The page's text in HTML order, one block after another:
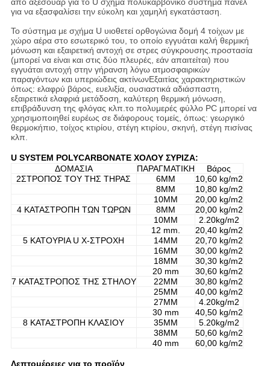
από αξεσουάρ για το U σχήμα πολυκαρβονικό σύστημα πάνελ
για να εξασφαλίσει την εύκολη και χαμηλή εγκατάσταση.
Το σύστημα με σχήμα U υιοθετεί ορθογώνια δομή 4 τοίχων με
χώρο αέρα στο εσωτερικό του, το οποίο εγγυάται καλή θερμική
μόνωση και εξαιρετική αντοχή σε στρες σύγκρουσης.προστασία
(μπορεί να είναι και στις δύο πλευρές, εάν απαιτείται) που
εγγυάται αντοχή στην γήρανση λόγω ατμοσφαιρικών
παραγόντων και υπεριώδεις ακτίνωνΕξαιτίας χαρακτηριστικών
όπως: ελαφρύ βάρος, ευελιξία, ουσιαστικά αδιάσπαστη,
εξαιρετικά ελαφριά μετάδοση, καλύτερη θερμική μόνωση,
επιβράδυνση της φλόγας κλπ.το πολυμερές φύλλο PC μπορεί να
χρησιμοποιηθεί ευρέως σε διάφορους τομείς, όπως: γεωργικό
θερμοκήπιο, τοίχος κτιρίου, στέγη κτιρίου, σκηνή, στέγη πισίνας
κλπ.
U SYSTEM POLYCARBONATE ΧΟΛΟΥ ΣΥΡΙΖΑ:
ΔΟΜΑΣΙΑ
ΠΑΡΑΓΜΑΤΙΚΗ
Βάρος
2ΣΤΡΟΠΟΣ ΤΟΥ ΤΗΣ ΤΗΡΑΣ
6MM
10,60 kg/m2
8MM
10,80 kg/m2
10MM
20,00 kg/m2
4 ΚΑΤΑΣΤΡΟΠΗ ΤΩΝ ΤΩΡΩΝ
8MM
20,00 kg/m2
10MM
2.20kg/m2
12 mm.
20,40 kg/m2
5 ΚΑΤΟΥΡΙΑ U X-ΣΤΡΟΧΗ
14MM
20,70 kg/m2
16MM
30,00 kg/m2
18MM
30,30 kg/m2
20 mm
30,60 kg/m2
7 ΚΑΤΑΣΤΡΟΠΟΣ ΤΗΣ ΣΤΗΛΟΥ
22MM
30,80 kg/m2
25MM
40,00 kg/m2
27MM
4.20kg/m2
30 mm
40,50 kg/m2
8 ΚΑΤΑΣΤΡΟΠΗ ΚΛΑΣΙΟΥ
35MM
5.20kg/m2
38MM
50,60 kg/m2
40 mm
60,00 kg/m2
Λεπτομέρειες για το προϊόν